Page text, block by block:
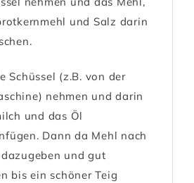
und Salz darin
Schüssel (z.B. von der
nehmen und darin
und das Öl
Dann da Mehl nach
und gut
bis ein schöner Teig